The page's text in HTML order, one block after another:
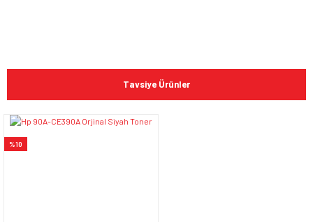
Bu ürüne ilk yorumu siz yapın!
Yorum Yaz
konularda yetersiz gördüğünüz noktaları öneri formunu
kullanarak tarafımıza iletebilirsiniz.
Tavsiye Ürünler
%10